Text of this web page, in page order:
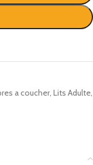
a coucher, Lits Adulte,